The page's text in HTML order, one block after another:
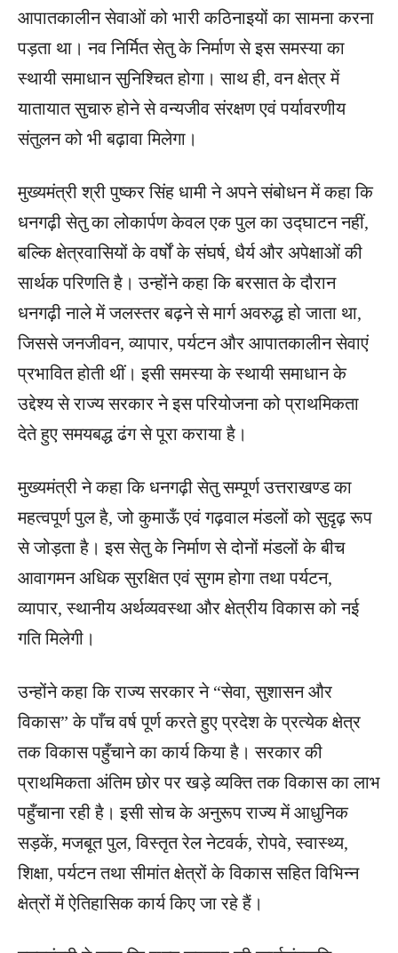
आपातकालीन सेवाओं को भारी कठिनाइयों का सामना करना
पड़ता था। नव निर्मित सेतु के निर्माण से इस समस्या का
स्थायी समाधान सुनिश्चित होगा। साथ ही, वन क्षेत्र में
यातायात सुचारु होने से वन्यजीव संरक्षण एवं पर्यावरणीय
संतुलन को भी बढ़ावा मिलेगा।
मुख्यमंत्री श्री पुष्कर सिंह धामी ने अपने संबोधन में कहा कि
धनगढ़ी सेतु का लोकार्पण केवल एक पुल का उद्घाटन नहीं,
बल्कि क्षेत्रवासियों के वर्षों के संघर्ष, धैर्य और अपेक्षाओं की
सार्थक परिणति है। उन्होंने कहा कि बरसात के दौरान
धनगढ़ी नाले में जलस्तर बढ़ने से मार्ग अवरुद्ध हो जाता था,
जिससे जनजीवन, व्यापार, पर्यटन और आपातकालीन सेवाएं
प्रभावित होती थीं। इसी समस्या के स्थायी समाधान के
उद्देश्य से राज्य सरकार ने इस परियोजना को प्राथमिकता
देते हुए समयबद्ध ढंग से पूरा कराया है।
मुख्यमंत्री ने कहा कि धनगढ़ी सेतु सम्पूर्ण उत्तराखण्ड का
महत्वपूर्ण पुल है, जो कुमाऊँ एवं गढ़वाल मंडलों को सुदृढ़ रूप
से जोड़ता है। इस सेतु के निर्माण से दोनों मंडलों के बीच
आवागमन अधिक सुरक्षित एवं सुगम होगा तथा पर्यटन,
व्यापार, स्थानीय अर्थव्यवस्था और क्षेत्रीय विकास को नई
गति मिलेगी।
उन्होंने कहा कि राज्य सरकार ने “सेवा, सुशासन और
विकास” के पाँच वर्ष पूर्ण करते हुए प्रदेश के प्रत्येक क्षेत्र
तक विकास पहुँचाने का कार्य किया है। सरकार की
प्राथमिकता अंतिम छोर पर खड़े व्यक्ति तक विकास का लाभ
पहुँचाना रही है। इसी सोच के अनुरूप राज्य में आधुनिक
सड़कें, मजबूत पुल, विस्तृत रेल नेटवर्क, रोपवे, स्वास्थ्य,
शिक्षा, पर्यटन तथा सीमांत क्षेत्रों के विकास सहित विभिन्न
क्षेत्रों में ऐतिहासिक कार्य किए जा रहे हैं।